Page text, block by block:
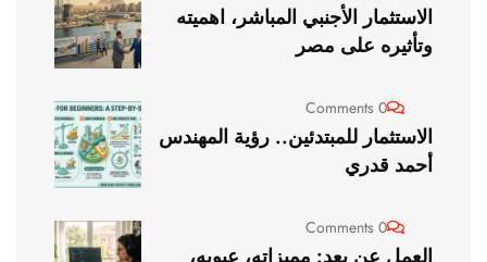
الاستثمار الأجنبي المباشر، اهميته
وتأثيره على مصر
0 Comments
الاستثمار للمبتدئين.. رؤية المهندس
أحمد قدري
0 Comments
العمل عن بعد: مميزاته، عيوبه،